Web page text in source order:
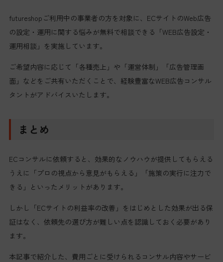
futureshopご利用中の事業者の方を対象に、ECサイトのWeb広告
の設定・運用に関する悩みが無料で相談できる「WEB広告設定・
運用相談」を実施しています。
ご希望内容に応じて「各種売上」や「運営体制」「広告管理画
面」などをご共有いただくことで、経験豊富なWEB広告コンサル
タントがアドバイスいたします。
まとめ
ECコンサルに依頼すると、効果的なノウハウが提供してもらえる
うえに「プロの視点から意見がもらえる」「施策の実行に注力で
きる」といったメリットがあります。
しかし「ECサイトの利益率の改善」をはじめとした効果が出る保
証はなく、依頼先の選び方が難しい点を認識しておく必要があり
ます。
本記事で紹介した、費用ごとに受けられるコンサル内容やサービ